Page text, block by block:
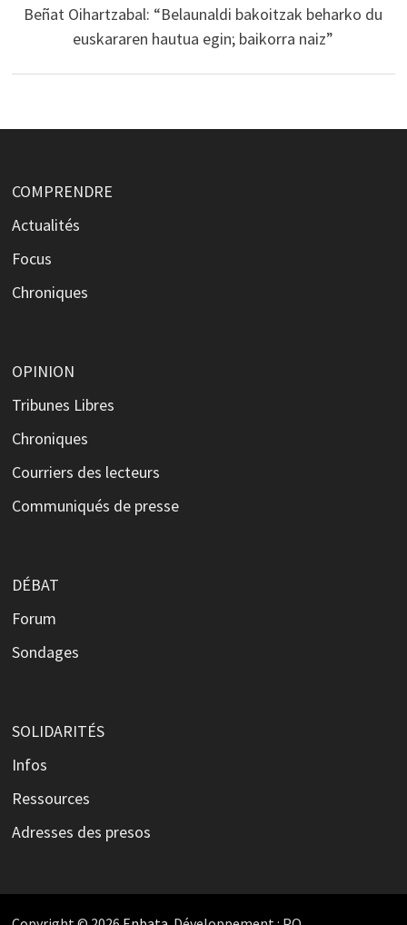
Beñat Oihartzabal: “Belaunaldi bakoitzak beharko du
euskararen hautua egin; baikorra naiz”
COMPRENDRE
Actualités
Focus
Chroniques
OPINION
Tribunes Libres
Chroniques
Courriers des lecteurs
Communiqués de presse
DÉBAT
Forum
Sondages
SOLIDARITÉS
Infos
Ressources
Adresses des presos